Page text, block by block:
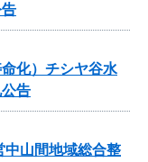
化）チシヤ谷水
告
中山間地域総合整